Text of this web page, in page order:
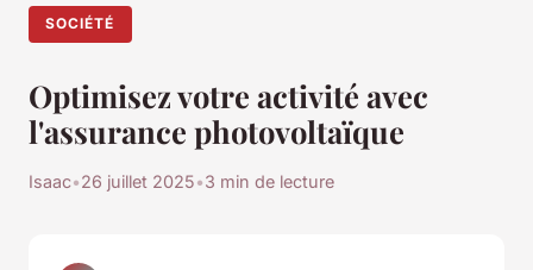
SOCIÉTÉ
Optimisez votre activité avec
l'assurance photovoltaïque
Isaac•26 juillet 2025•3 min de lecture